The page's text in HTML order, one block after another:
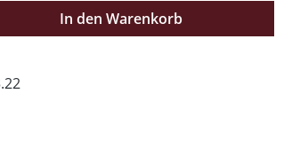
den gewünschten Wert
In den Warenkorb